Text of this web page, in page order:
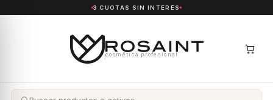
3 CUOTAS SIN INTERÉS
cosmética profesional